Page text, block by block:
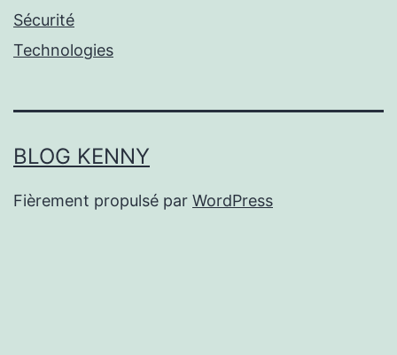
Sécurité
Technologies
BLOG KENNY
Fièrement propulsé par WordPress